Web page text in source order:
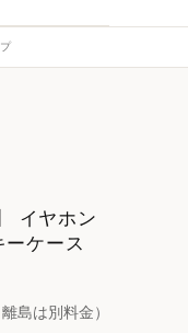
イヤホン
ケース
島は別料金）